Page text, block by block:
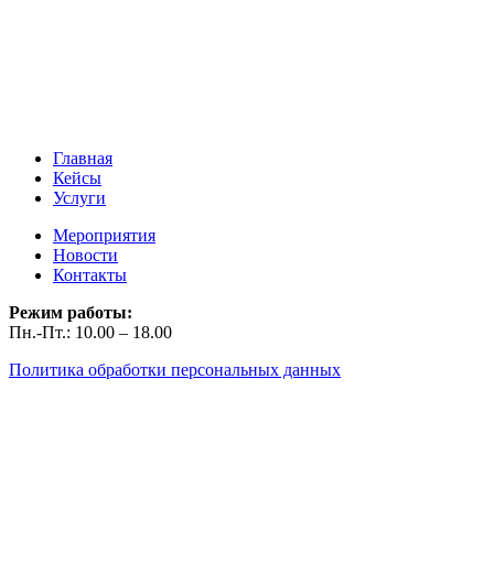
Главная
Кейсы
Услуги
Мероприятия
Новости
Контакты
Режим работы:
Пн.-Пт.: 10.00 – 18.00
Политика обработки персональных данных